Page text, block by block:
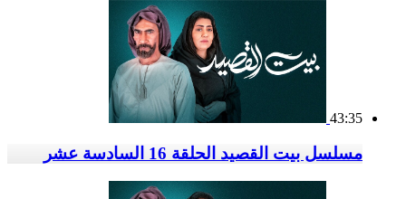
43:35
مسلسل بيت القصيد الحلقة 16 السادسة عشر